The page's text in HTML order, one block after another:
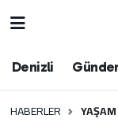
Denizli
HABERLER YAŞAM
Denizli
Hava